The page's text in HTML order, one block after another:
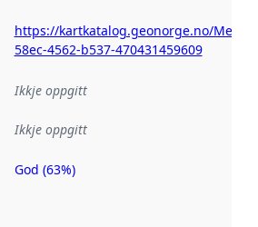
https://kartkatalog.geonorge.no/
58ec-4562-b537-470431459609
Ikkje oppgitt
Ikkje oppgitt
Metadatakvalitet
God (63%)